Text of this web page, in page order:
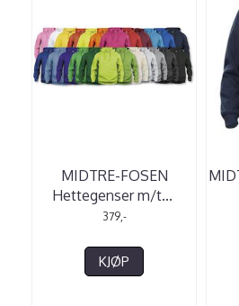
MIDTRE-FOSEN
Hettegenser m/t...
379,-
KJØP